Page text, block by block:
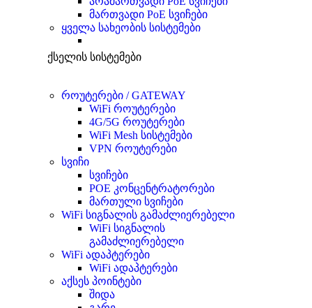
მართვადი PoE სვიჩები
ყველა სახეობის სისტემები
ქსელის სისტემები
როუტერები / GATEWAY
WiFi როუტერები
4G/5G როუტერები
WiFi Mesh სისტემები
VPN როუტერები
სვიჩი
სვიჩები
POE კონცენტრატორები
მართული სვიჩები
WiFi სიგნალის გამაძლიერებელი
WiFi სიგნალის
გამაძლიერებელი
WiFi ადაპტერები
WiFi ადაპტერები
აქსეს პოინტები
შიდა